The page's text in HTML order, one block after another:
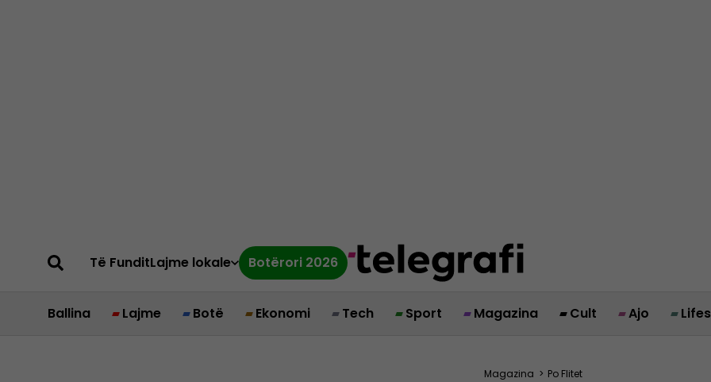
Të FunditLajme lokale Botërori 2026
Ballina Lajme Botë Ekonomi Tech Sport Magazina Cult Ajo
Magazina > Po Flitet